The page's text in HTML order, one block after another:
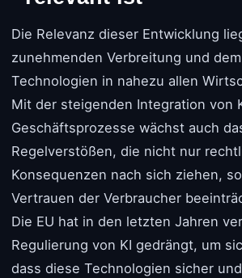
Die Relevanz dieser Entwicklung
zunehmenden Verbreitung und
Technologien in nahezu allen
Mit der steigenden Integration von
Geschäftsprozesse wächst auch
Regelverstößen, die nicht nur
Konsequenzen nach sich ziehen,
Vertrauen der Verbraucher
Die EU hat in den letzten Jahren
Regulierung von KI gedrängt, um
dass diese Technologien sicher